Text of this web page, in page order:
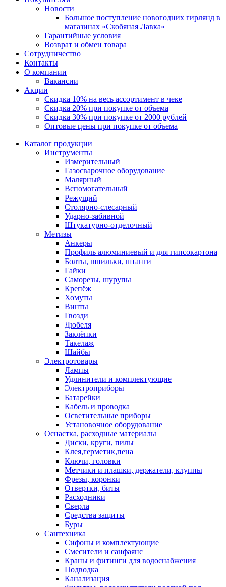
Новости
Большое поступление новогодних гирлянд в
магазинах «Скобяная Лавка»
Гарантийные условия
Возврат и обмен товара
Сотрудничество
Контакты
О компании
Вакансии
Акции
Скидка 10% на весь ассортимент в чеке
Скидка 20% при покупке от объема
Скидка 30% при покупке от 2000 рублей
Оптовые цены при покупке от объема
Каталог продукции
Инструменты
Измерительный
Газосварочное оборудование
Малярный
Вспомогательный
Режущий
Столярно-слесарный
Ударно-забивной
Штукатурно-отделочный
Метизы
Анкеры
Профиль алюминиевый и для гипсокартона
Болты, шпильки, штанги
Гайки
Саморезы, шурупы
Крепёж
Хомуты
Винты
Гвозди
Дюбеля
Заклёпки
Такелаж
Шайбы
Электротовары
Лампы
Удлинители и комплектующие
Электроприборы
Батарейки
Кабель и проводка
Осветительные приборы
Установочное оборудование
Оснастка, расходные материалы
Диски, круги, пилы
Клея,герметик,пена
Ключи, головки
Метчики и плашки, держатели, клуппы
Фрезы, коронки
Отвертки, биты
Расходники
Сверла
Средства защиты
Буры
Сантехника
Сифоны и комплектующие
Смесители и санфаянс
Краны и фитинги для водоснабжения
Подводка
Канализация